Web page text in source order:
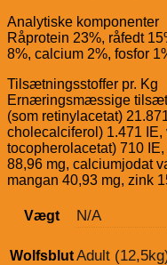
Analytiske komponenter
Råprotein 23%, råfedt
8%, calcium 2%, fosfor
Tilsætningsstoffer pr. Kg
Ernæringsmæssige
(som retinylacetat)
cholecalciferol) 1.471
tocopherolacetat) 710
88,96 mg, calciumjodat
mangan 40,93 mg, zink
Vægt N/A
WolfsblutAdult